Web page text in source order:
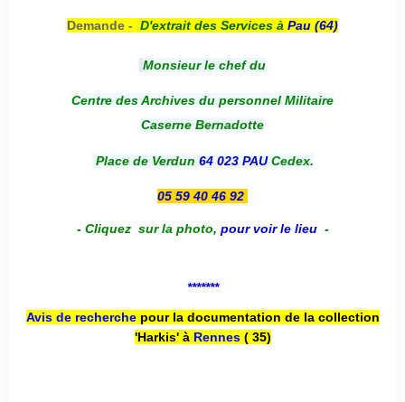
Demande - D'extrait des Services à Pau (64)
Monsieur le chef du
Centre des Archives du personnel Militaire
Caserne Bernadotte
Place de Verdun 64 023 PAUCedex.
05 59 40 46 92
- Cliquez sur la photo, pour voir le lieu -
*******
Avis de recherche pour la documentation de la collection
'Harkis' à Rennes( 35)